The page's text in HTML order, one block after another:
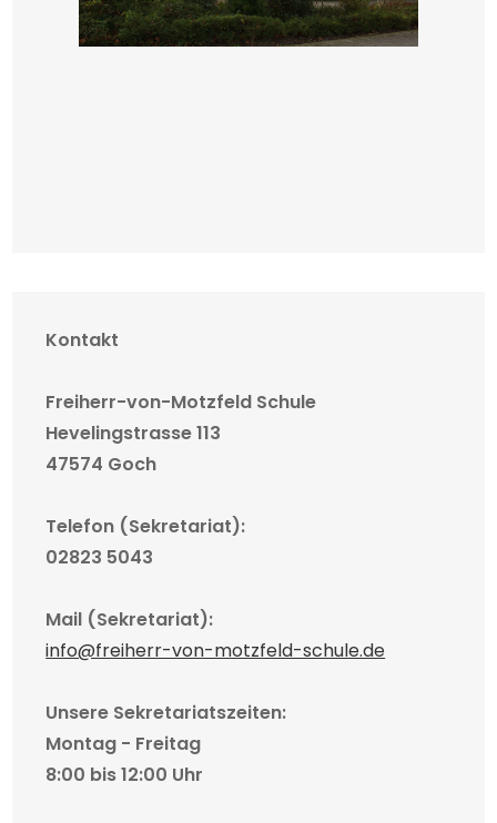
Kontakt
Freiherr-von-Motzfeld Schule
Hevelingstrasse 113
47574 Goch
Telefon (Sekretariat):
02823 5043
Mail (Sekretariat):
info@freiherr-von-motzfeld-schule.de
Unsere Sekretariatszeiten:
Montag - Freitag
8:00 bis 12:00 Uhr